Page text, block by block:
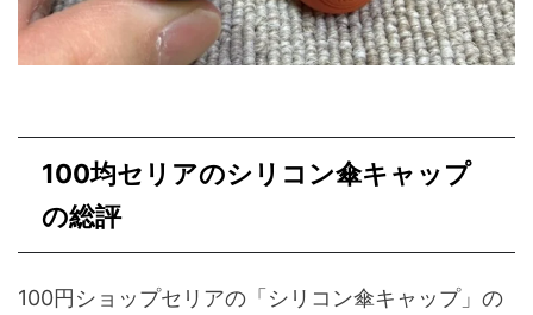
100均セリアのシリコン傘キャップ
の総評
100円ショップセリアの「シリコン傘キャップ」の